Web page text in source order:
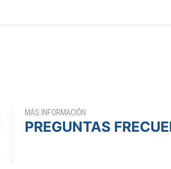
MÁS INFORMACIÓN
PREGUNTAS